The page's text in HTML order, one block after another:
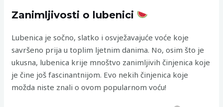
Zanimljivosti o lubenici
Lubenica je sočno, slatko i osvježavajuće voće koje
savršeno prija u toplim ljetnim danima. No, osim što je
ukusna, lubenica krije mnoštvo zanimljivih činjenica koje
je čine još fascinantnijom. Evo nekih činjenica koje
možda niste znali o ovom popularnom voću!